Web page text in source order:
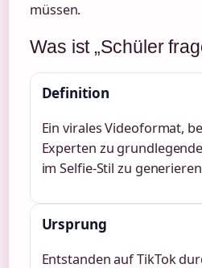
müssen.
Was ist „Schüler
Definition
Ein virales Videoformat,
Experten zu
im Selfie-Stil zu
Ursprung
Entstanden auf TikTok